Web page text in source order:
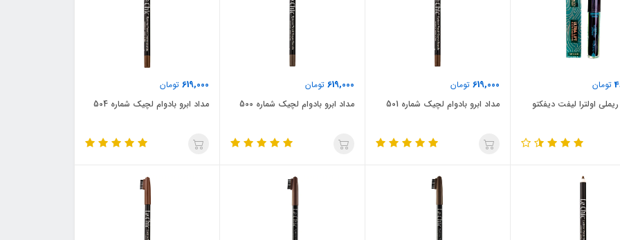
تومان
اولترا لیفت دیفکتو
619,000 تومان
مداد ابرو بادوام لچیک شماره 501
619,000 تومان
مداد ابرو بادوام لچیک شماره 500
619,000 تومان
مداد ابرو بادوام لچیک شماره 504